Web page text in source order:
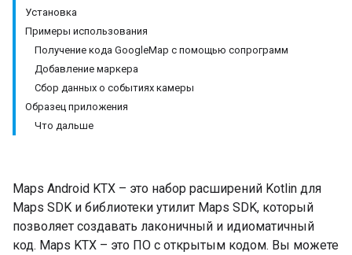
Установка
Примеры использования
Получение кода GoogleMap с помощью сопрограмм
Добавление маркера
Сбор данных о событиях камеры
Образец приложения
Что дальше
Maps Android KTX – это набор расширений Kotlin для
Maps SDK и библиотеки утилит Maps SDK, который
позволяет создавать лаконичный и идиоматичный
код. Maps KTX – это ПО с открытым кодом. Вы можете